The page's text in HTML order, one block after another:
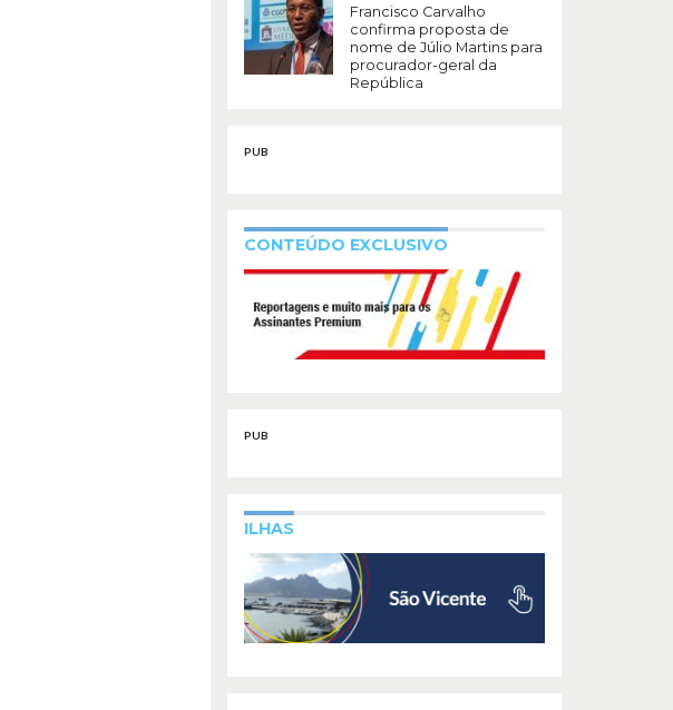
Francisco Carvalho
confirma proposta de
nome de Júlio Martins para
procurador-geral da
República
PUB
CONTEÚDO EXCLUSIVO
PUB
ILHAS